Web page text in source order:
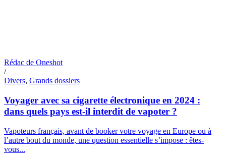
Rédac de Oneshot
/
Divers, Grands dossiers
Voyager avec sa cigarette électronique en 2024 :
dans quels pays est-il interdit de vapoter ?
Vapoteurs français, avant de booker votre voyage en Europe ou à
l’autre bout du monde, une question essentielle s’impose : êtes-
vous...